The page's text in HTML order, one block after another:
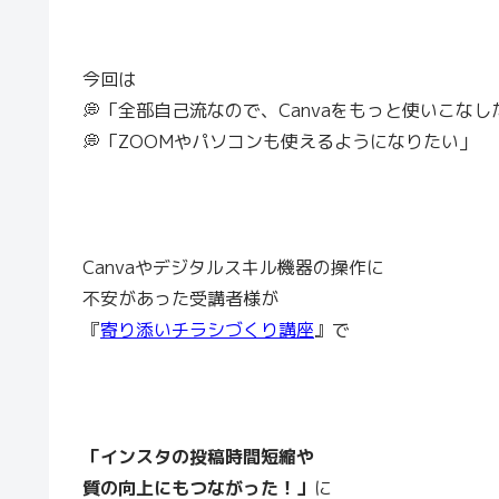
今回は
💭「全部自己流なので、Canvaをもっと使いこなし
💭「ZOOMやパソコンも使えるようになりたい」
Canvaやデジタルスキル機器の操作に
不安があった受講者様が
『寄り添いチラシづくり講座』で
「インスタの投稿時間短縮や
質の向上にもつながった！」 に